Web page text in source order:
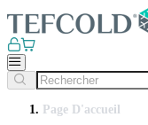
Page D'accueil